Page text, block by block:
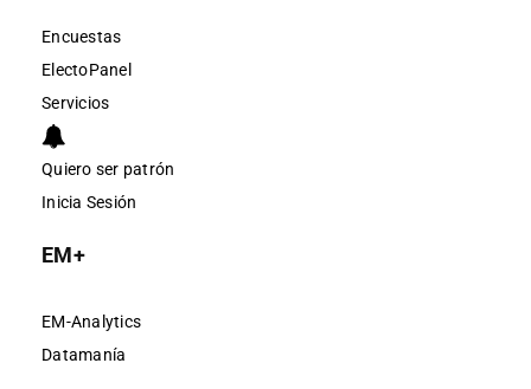
Encuestas
ElectoPanel
Servicios
Quiero ser patrón
Inicia Sesión
EM+
EM-Analytics
Datamanía